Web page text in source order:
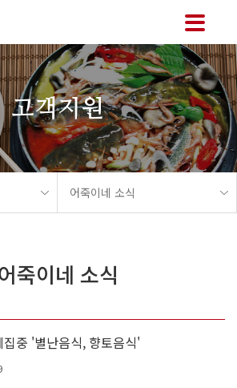
고객지원
어죽이네 소식
죽이네 소식
중 '별난음식, 향토음식'